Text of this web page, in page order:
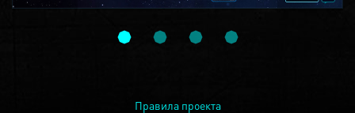
Правила проекта